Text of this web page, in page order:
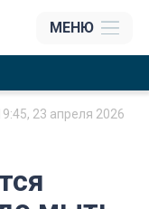
МЕНЮ
23 апреля 2026